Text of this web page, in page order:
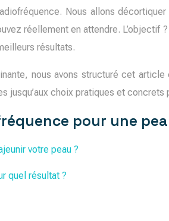
Nous allons
réellement en attendre.
résultats.
nous avons structuré cet
jusqu’aux choix pratiques et concrets
pour une
votre peau ?
quel résultat ?